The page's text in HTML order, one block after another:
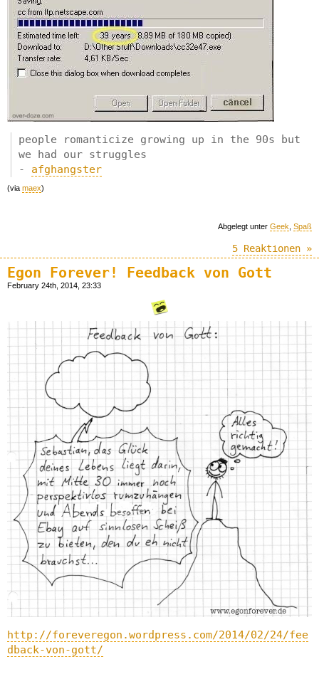
people romanticize growing up in the 90s but
we had our struggles
- afghangster
(via maex)
Abgelegt unter Geek Spaß
5 Reaktionen »
Egon Forever! Feedback von Gott
February 24th, 2014, 23:33
http://foreveregon.wordpress.com/2014/02/24/fee
dback-von-gott/